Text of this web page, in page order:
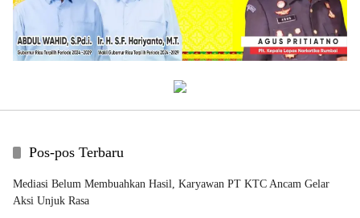
Pos-pos Terbaru
Mediasi Belum Membuahkan Hasil, Karyawan PT KTC Ancam Gelar
Aksi Unjuk Rasa